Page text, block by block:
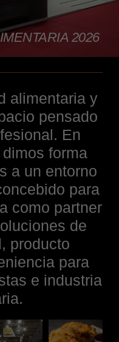
2026
alimentaria y
pensado
En
forma
a un entorno
para
como partner
de
producto
para
e industria